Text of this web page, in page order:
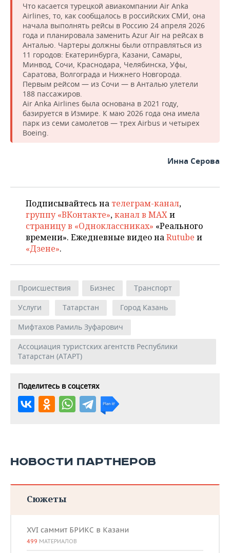
Что касается турецкой авиакомпании Air Anka
Airlines, то, как сообщалось в российских СМИ, она
начала выполнять рейсы в Россию 24 апреля 2026
года и планировала заменить Аzur Air на рейсах в
Анталью. Чартеры должны были отправляться из
11 городов: Екатеринбурга, Казани, Самары,
Минвод, Сочи, Краснодара, Челябинска, Уфы,
Саратова, Волгограда и Нижнего Новгорода.
Первым рейсом — из Сочи — в Анталью улетели
188 пассажиров.
Air Anka Airlines была основана в 2021 году,
базируется в Измире. К маю 2026 года она имела
парк из семи самолетов — трех Airbus и четырех
Boeing.
Инна Серова
Подписывайтесь на телеграм-канал,
группу «ВКонтакте»,канал в MAXи
страницу в «Одноклассниках» «Реального
времени». Ежедневные видео наRutube и
«Дзене».
Происшествия Бизнес
Транспорт
Услуги
Татарстан
Город Казань
Мифтахов Рамиль Зуфарович
Ассоциация туристских агентств Республики
Татарстан (АТАРТ)
Поделитесь в соцсетях
НОВОСТИ ПАРТНЕРОВ
Сюжеты
XVI саммит БРИКС в Казани
499 МАТЕРИАЛОВ